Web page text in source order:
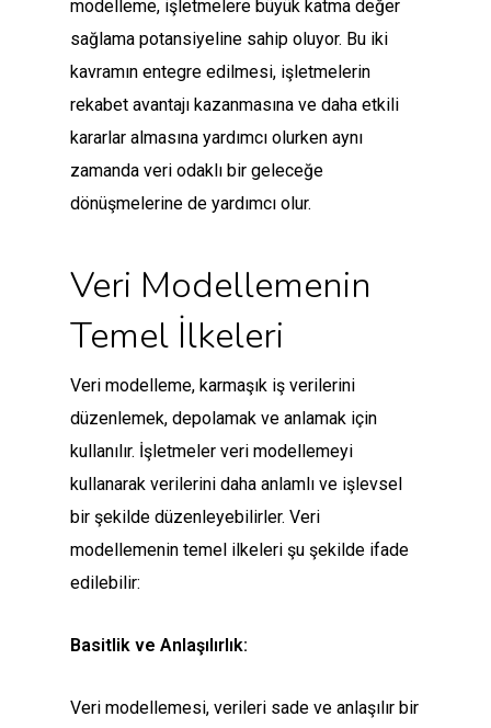
modelleme, işletmelere büyük katma değer
sağlama potansiyeline sahip oluyor. Bu iki
kavramın entegre edilmesi, işletmelerin
rekabet avantajı kazanmasına ve daha etkili
kararlar almasına yardımcı olurken aynı
zamanda veri odaklı bir geleceğe
dönüşmelerine de yardımcı olur.
Veri Modellemenin
Temel İlkeleri
Veri modelleme, karmaşık iş verilerini
düzenlemek, depolamak ve anlamak için
kullanılır. İşletmeler veri modellemeyi
kullanarak verilerini daha anlamlı ve işlevsel
bir şekilde düzenleyebilirler. Veri
modellemenin temel ilkeleri şu şekilde ifade
edilebilir:
Basitlik ve Anlaşılırlık:
Veri modellemesi, verileri sade ve anlaşılır bir